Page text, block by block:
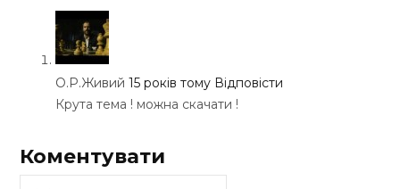
О.Р.Живий 15 років тому Відповісти
Крута тема ! можна скачати !
Коментувати